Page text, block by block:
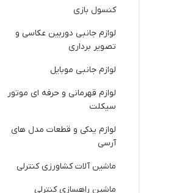
کنسول بازی
لوازم جانبی دوربین عکاسی و
تصویر برداری
لوازم جانبی موبایل
لوازم قهرمانی و حرفه ای موتور
سیکلت
لوازم یدکی و قطعات مدل های
آرسی
ماشین آلات کشاورزی کنترلی
ماشین راهسازی کنترلی